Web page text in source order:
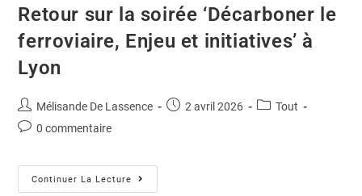
Retour sur la soirée ‘Décarboner le
ferroviaire, Enjeu et initiatives’ à
Lyon
Mélisande De Lassence 2 avril 2026
Tout
0 commentaire
Continuer La Lecture